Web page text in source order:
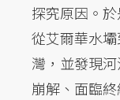
探究原因。
從艾爾華水
灣，並發現
崩解、面臨終